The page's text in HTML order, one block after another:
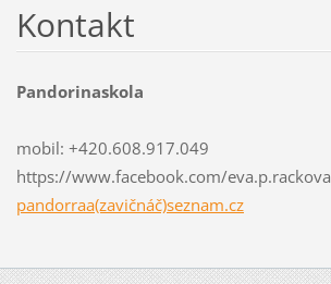
Kontakt
Pandorinaskola
mobil: +420.608.917.049
https://www.facebook.com/eva.p.rackova
pandorraa(zavičnáč)seznam.cz